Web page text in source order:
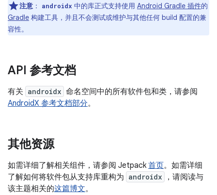
注意 ： androidx 中的库正式支持使用 Android Gradle 插件的
Gradle 构建工具，并且不会测试或维护与其他任何 build 配置的兼
容性。
API 参考文档
有关 androidx 命名空间中的所有软件包和类，请参阅
AndroidX 参考文档部分。
其他资源
如需详细了解相关组件，请参阅 Jetpack 首页。如需详细
了解如何将软件包从支持库重构为 androidx
，请阅读与
该主题相关的这篇博文。